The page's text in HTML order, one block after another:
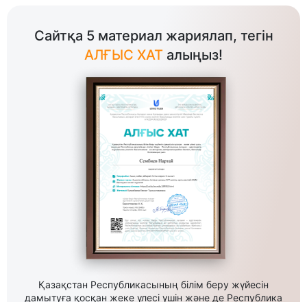
Сайтқа 5 материал жариялап, тегін
АЛҒЫС ХАТ алыңыз!
Қазақстан Республикасының білім беру жүйесін
дамытуға қосқан жеке үлесі үшін және де Республика